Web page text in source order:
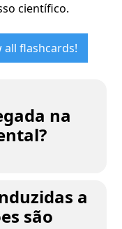
científico.
all flashcards!
na
a
são